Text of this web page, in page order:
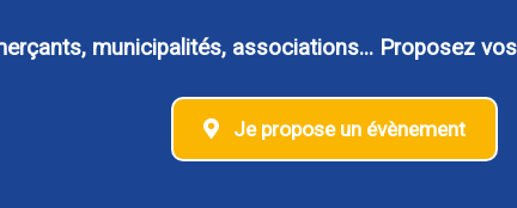
municipalités, associations... Proposez
Je propose un évènement